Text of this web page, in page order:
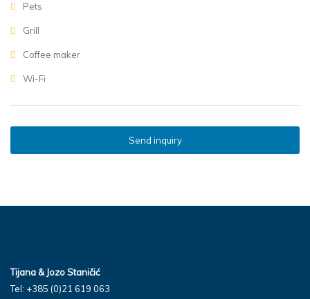
Pets
Grill
Coffee maker
Wi-Fi
Send inquiry
Tijana & Jozo Staničić
Tel: +385 (0)21 619 063